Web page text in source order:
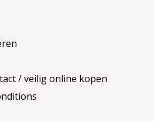
/ veilig online kopen